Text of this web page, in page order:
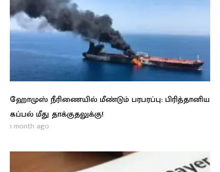
ஹோமுஸ் நீரிணையில் மீண்டும் பரபரப்பு: பிரித்தானிய
கப்பல் மீது தாக்குதலுக்கு!
1 month ago